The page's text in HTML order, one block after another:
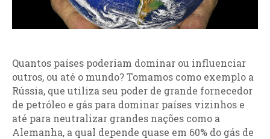
Quantos países poderiam dominar ou influenciar
outros, ou até o mundo? Tomamos como exemplo a
Rússia, que utiliza seu poder de grande fornecedor
de petróleo e gás para dominar países vizinhos e
até para neutralizar grandes nações como a
Alemanha, a qual depende quase em 60% do gás de